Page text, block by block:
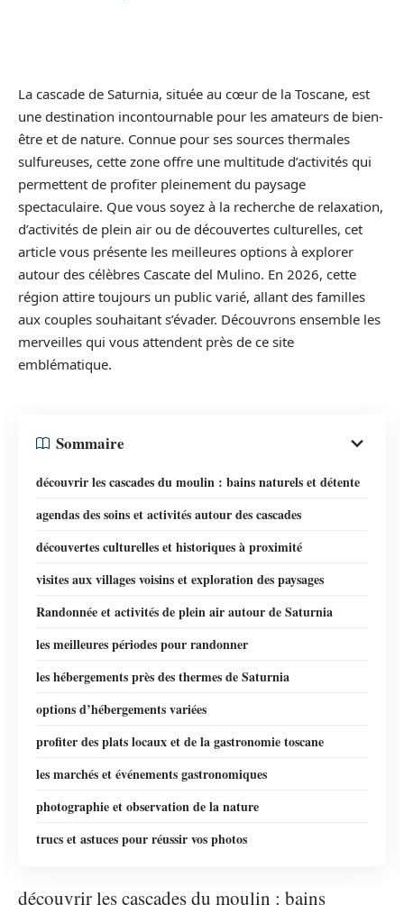
La cascade de Saturnia, située au cœur de la Toscane, est
une destination incontournable pour les amateurs de bien-
être et de nature. Connue pour ses sources thermales
sulfureuses, cette zone offre une multitude d’activités qui
permettent de profiter pleinement du paysage
spectaculaire. Que vous soyez à la recherche de relaxation,
d’activités de plein air ou de découvertes culturelles, cet
article vous présente les meilleures options à explorer
autour des célèbres Cascate del Mulino. En 2026, cette
région attire toujours un public varié, allant des familles
aux couples souhaitant s’évader. Découvrons ensemble les
merveilles qui vous attendent près de ce site
emblématique.
Sommaire
découvrir les cascades du moulin : bains naturels et détente
agendas des soins et activités autour des cascades
découvertes culturelles et historiques à proximité
visites aux villages voisins et exploration des paysages
Randonnée et activités de plein air autour de Saturnia
les meilleures périodes pour randonner
les hébergements près des thermes de Saturnia
options d’hébergements variées
profiter des plats locaux et de la gastronomie toscane
les marchés et événements gastronomiques
photographie et observation de la nature
trucs et astuces pour réussir vos photos
découvrir les cascades du moulin : bains